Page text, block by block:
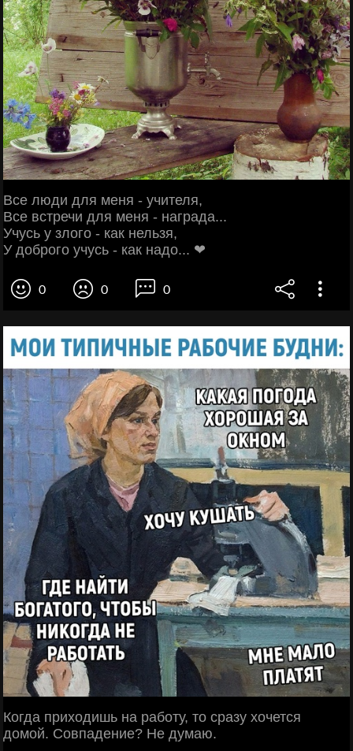
Все люди для меня - учителя,
Все встречи для меня - награда...
Учусь у злого - как нельзя,
У доброго учусь - как надо... ❤
0 0 0
Когда приходишь на работу, то сразу хочется
домой. Совпадение? Не думаю.